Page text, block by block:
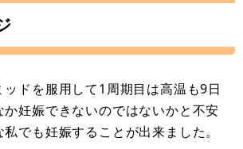
ドを服用して1周期目は高温も9日
か妊娠できないのではないかと不安
でも妊娠することが出来ました。